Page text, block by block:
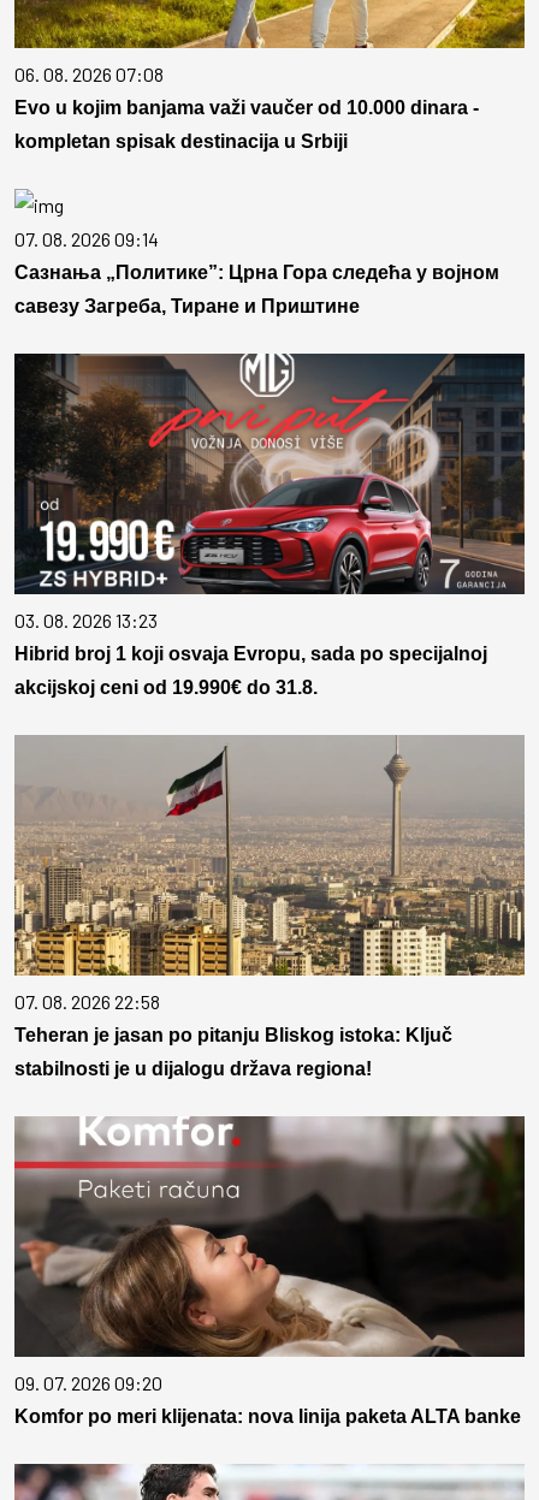
06. 08. 2026 07:08
Evo u kojim banjama važi vaučer od 10.000 dinara -
kompletan spisak destinacija u Srbiji
07. 08. 2026 09:14
Сазнања „Политике”: Црна Гора следећа у војном
савезу Загреба, Тиране и Приштине
03. 08. 2026 13:23
Hibrid broj 1 koji osvaja Evropu, sada po specijalnoj
akcijskoj ceni od 19.990€ do 31.8.
07. 08. 2026 22:58
Teheran je jasan po pitanju Bliskog istoka: Ključ
stabilnosti je u dijalogu država regiona!
09. 07. 2026 09:20
Komfor po meri klijenata: nova linija paketa ALTA banke